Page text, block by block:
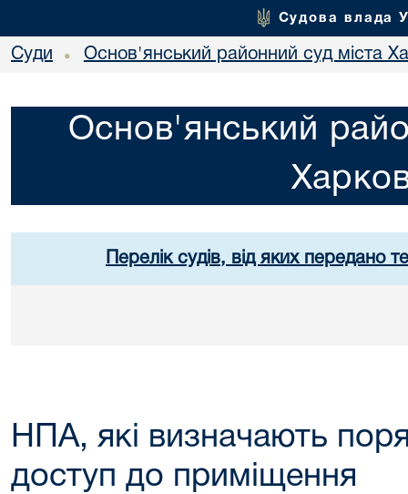
Судова влада
Суди • Основ'янський районний суд міста
Основ'янський
Перелік судів, від яких передано
НПА, які визначають
доступ до приміщення